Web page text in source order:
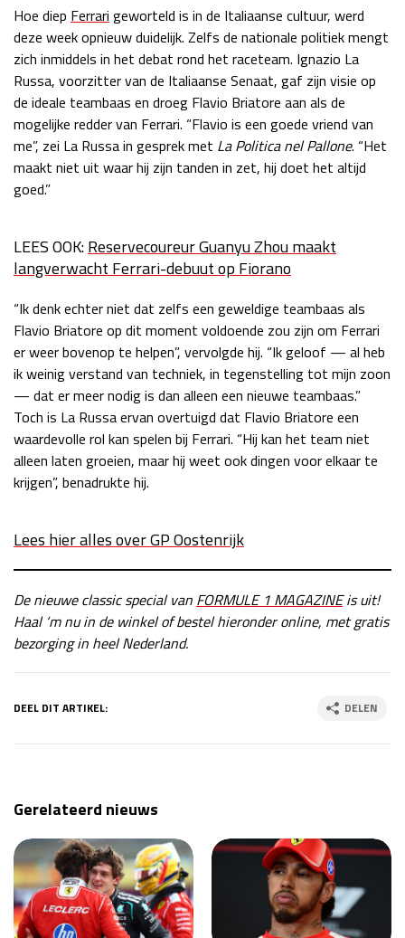
Kwalificatie
za 19:00 - 20:00
Race
zo 17:00 - 19:00
Hoe diep Ferrari geworteld is in de Italiaanse cultuur, werd
deze week opnieuw duidelijk. Zelfs de nationale politiek mengt
zich inmiddels in het debat rond het raceteam. Ignazio La
Russa, voorzitter van de Italiaanse Senaat, gaf zijn visie op
de ideale teambaas en droeg Flavio Briatore aan als de
mogelijke redder van Ferrari. “Flavio is een goede vriend van
me”, zei La Russa in gesprek met La Politica nel Pallone. “Het
maakt niet uit waar hij zijn tanden in zet, hij doet het altijd
goed.”
LEES OOK:Reservecoureur Guanyu Zhou maakt
langverwacht Ferrari-debuut op Fiorano
“Ik denk echter niet dat zelfs een geweldige teambaas als
Flavio Briatore op dit moment voldoende zou zijn om Ferrari
er weer bovenop te helpen”, vervolgde hij. “Ik geloof — al heb
ik weinig verstand van techniek, in tegenstelling tot mijn zoon
— dat er meer nodig is dan alleen een nieuwe teambaas.”
Toch is La Russa ervan overtuigd dat Flavio Briatore een
waardevolle rol kan spelen bij Ferrari. “Hij kan het team niet
alleen laten groeien, maar hij weet ook dingen voor elkaar te
krijgen”, benadrukte hij.
Lees hier alles over GP Oostenrijk
De nieuwe classic special van FORMULE 1 MAGAZINEis uit!
Haal ‘m nu in de winkel of bestel hieronder online, met gratis
bezorging in heel Nederland.
DEEL DIT ARTIKEL: DELEN
Gerelateerd nieuws